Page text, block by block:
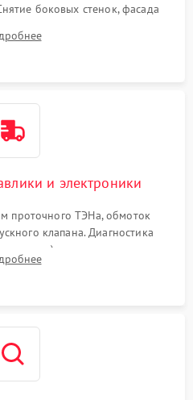
боковых стенок, фасада
ТЭНу и сливной помпе.
и электроники
проточного ТЭНа, обмоток
клапана. Диагностика
воды), датчика мутности,
модуля управления.